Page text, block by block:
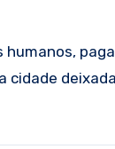
cidade